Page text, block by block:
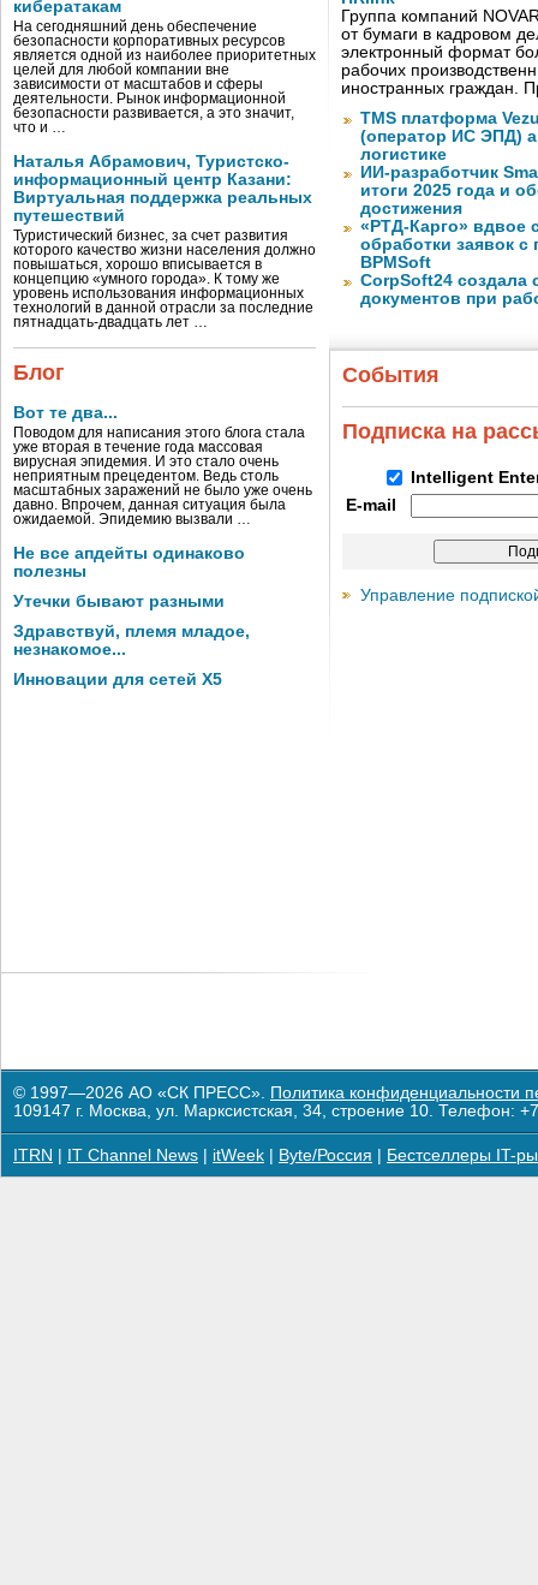
кибератакам
На сегодняшний день обеспечение
безопасности корпоративных ресурсов
является одной из наиболее приоритетных
целей для любой компании вне
зависимости от масштабов и сферы
деятельности. Рынок информационной
безопасности развивается, а это значит,
что и …
Наталья Абрамович, Туристско-
информационный центр Казани:
Виртуальная поддержка реальных
путешествий
Туристический бизнес, за счет развития
которого качество жизни населения должно
повышаться, хорошо вписывается в
концепцию «умного города». К тому же
уровень использования информационных
технологий в данной отрасли за последние
пятнадцать-двадцать лет …
Блог
Вот те два...
Поводом для написания этого блога стала
уже вторая в течение года массовая
вирусная эпидемия. И это стало очень
неприятным прецедентом. Ведь столь
масштабных заражений не было уже очень
давно. Впрочем, данная ситуация была
ожидаемой. Эпидемию вызвали …
Не все апдейты одинаково
полезны
Утечки бывают разными
Здравствуй, племя младое,
незнакомое...
Инновации для сетей X5
Группа компаний
от бумаги в кадровом
электронный формат
рабочих
иностранных граждан.
TMS платформа
(оператор ИС ЭПД)
логистике
ИИ-разработчик
итоги 2025 года и
достижения
«РТД-Карго» вдвое
обработки заявок
BPMSoft
CorpSoft24 создала
документов при
События
Подписка на
Intelligent
E-mail
Управление
© 1997—2026 АО «СК ПРЕСС». Политика конфиденциальности
109147 г. Москва, ул. Марксистская, 34, строение 10. Телефон:
ITRN IT Channel News itWeek Byte/Россия Бестселлеры IT-